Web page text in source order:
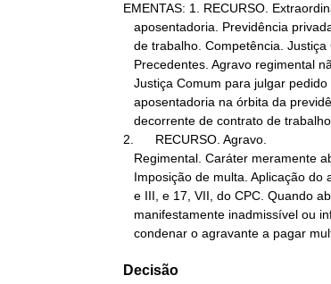
EMENTAS: 1. RECURSO.
2.      RECURSO. Agravo.
condenar o agravante a pagar
Decisão